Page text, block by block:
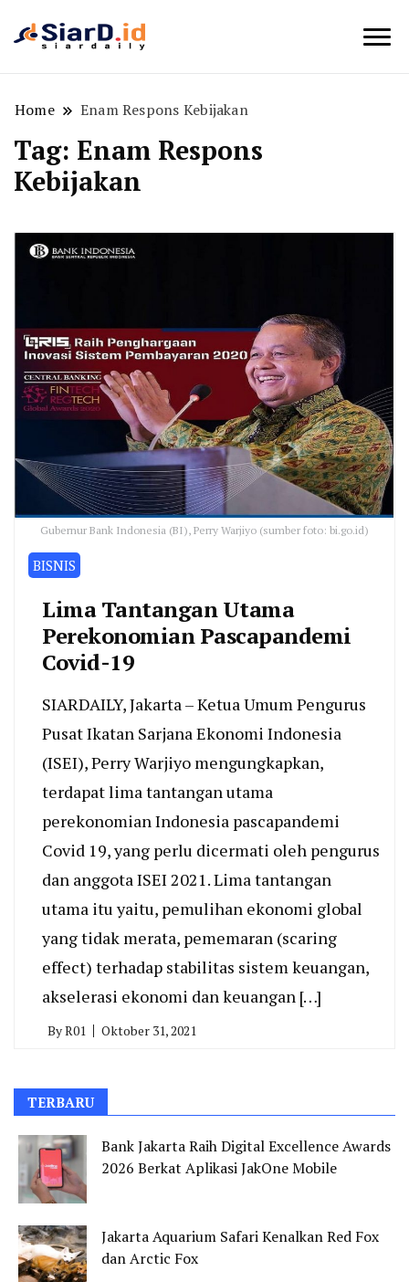
Home Enam Respons Kebijakan
Tag: Enam Respons
Kebijakan
Gubernur Bank Indonesia (BI), Perry Warjiyo (sumber foto: bi.go.id)
BISNIS
Lima Tantangan Utama
Perekonomian Pascapandemi
Covid-19
SIARDAILY, Jakarta – Ketua Umum Pengurus
Pusat Ikatan Sarjana Ekonomi Indonesia
(ISEI), Perry Warjiyo mengungkapkan,
terdapat lima tantangan utama
perekonomian Indonesia pascapandemi
Covid 19, yang perlu dicermati oleh pengurus
dan anggota ISEI 2021. Lima tantangan
utama itu yaitu, pemulihan ekonomi global
yang tidak merata, pememaran (scaring
effect) terhadap stabilitas sistem keuangan,
akselerasi ekonomi dan keuangan […]
ByR01 Oktober 31, 2021
TERBARU
Bank Jakarta Raih Digital Excellence Awards
2026 Berkat Aplikasi JakOne Mobile
Jakarta Aquarium Safari Kenalkan Red Fox
dan Arctic Fox